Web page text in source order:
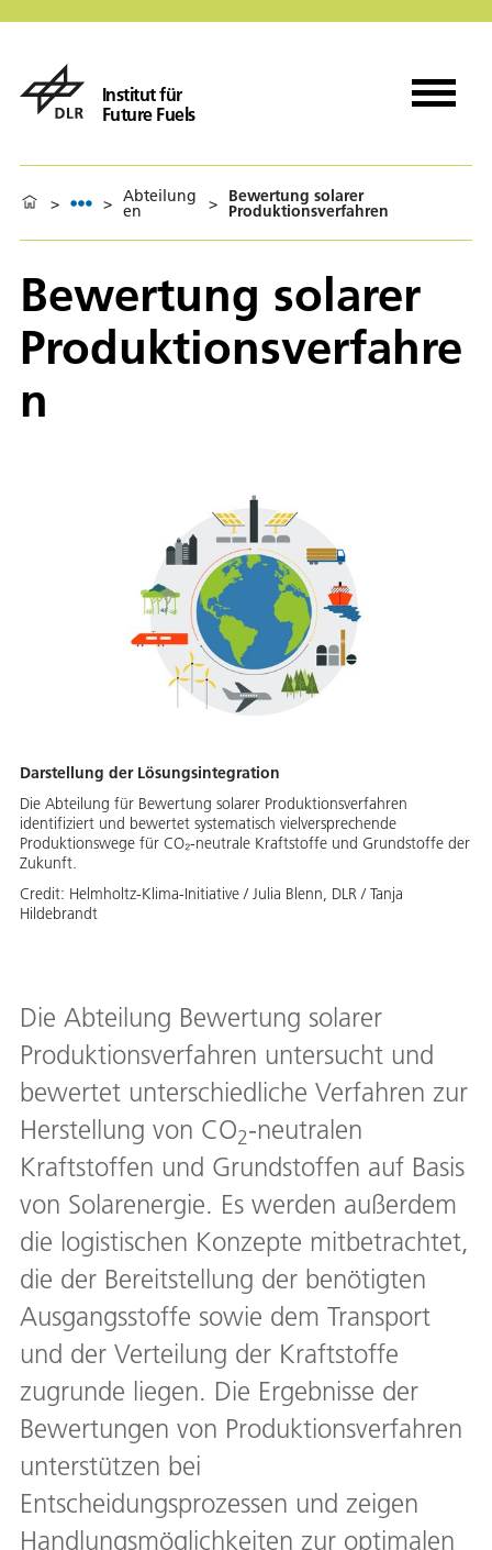
Institut für
Future Fuels
> > Abteilung
en > Bewertung solarer
Produktionsverfahren
Bewertung solarer
Produktionsverfahre
n
Darstellung der Lösungsintegration
Die Abteilung für Bewertung solarer Produktionsverfahren
identifiziert und bewertet systematisch vielversprechende
Produktionswege für CO₂-neutrale Kraftstoffe und Grundstoffe der
Zukunft.
Credit: Helmholtz-Klima-Initiative / Julia Blenn, DLR / Tanja
Hildebrandt
Die Abteilung Bewertung solarer
Produktionsverfahren untersucht und
bewertet unterschiedliche Verfahren zur
Herstellung von CO2-neutralen
Kraftstoffen und Grundstoffen auf Basis
von Solarenergie. Es werden außerdem
die logistischen Konzepte mitbetrachtet,
die der Bereitstellung der benötigten
Ausgangsstoffe sowie dem Transport
und der Verteilung der Kraftstoffe
zugrunde liegen. Die Ergebnisse der
Bewertungen von Produktionsverfahren
unterstützen bei
Entscheidungsprozessen und zeigen
Handlungsmöglichkeiten zur optimalen